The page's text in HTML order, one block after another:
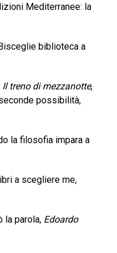
Mediterranee: la
biblioteca a
Il treno di mezzanotte,
possibilità,
la filosofia impara a
a scegliere me,
la parola, Edoardo